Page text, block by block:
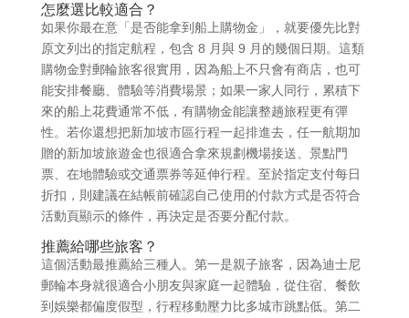
怎麼選比較適合？
如果你最在意「是否能拿到船上購物金」，就要優先比對
原文列出的指定航程，包含 8 月與 9 月的幾個日期。這類
購物金對郵輪旅客很實用，因為船上不只會有商店，也可
能安排餐廳、體驗等消費場景；如果一家人同行，累積下
來的船上花費通常不低，有購物金能讓整趟旅程更有彈
性。若你還想把新加坡市區行程一起排進去，任一航期加
贈的新加坡旅遊金也很適合拿來規劃機場接送、景點門
票、在地體驗或交通票券等延伸行程。至於指定支付每日
折扣，則建議在結帳前確認自己使用的付款方式是否符合
活動頁顯示的條件，再決定是否要分配付款。
推薦給哪些旅客？
這個活動最推薦給三種人。第一是親子旅客，因為迪士尼
郵輪本身就很適合小朋友與家庭一起體驗，從住宿、餐飲
到娛樂都偏度假型，行程移動壓力比多城市跳點低。第二